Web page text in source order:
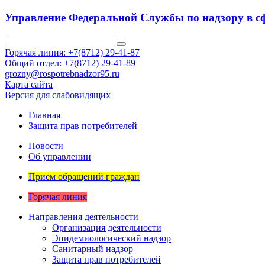
Управление Федеральной Службы по надзору в
Горячая линия: +7(8712) 29-41-87
Общий отдел: +7(8712) 29-41-89
grozny@rospotrebnadzor95.ru
Карта сайта
Версия для слабовидящих
Главная
Защита прав потребителей
Новости
Об управлении
Приём обращений граждан
Горячая линия
Направления деятельности
Организация деятельности
Эпидемиологический надзор
Санитарный надзор
Защита прав потребителей